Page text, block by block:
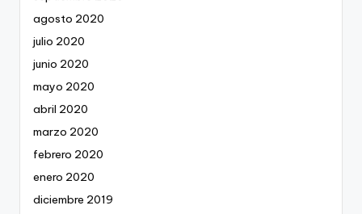
agosto 2020
julio 2020
junio 2020
mayo 2020
abril 2020
marzo 2020
febrero 2020
enero 2020
diciembre 2019